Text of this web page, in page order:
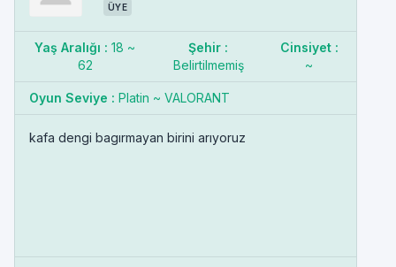
ÜYE
Yaş Aralığı : 18 ~
62
Şehir :
Belirtilmemiş
Cinsiyet :
~
Oyun Seviye : Platin ~ VALORANT
kafa dengi bagırmayan birini arıyoruz